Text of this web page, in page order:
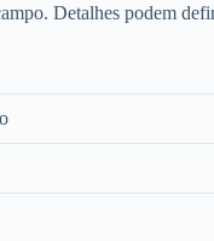
Detalhes podem